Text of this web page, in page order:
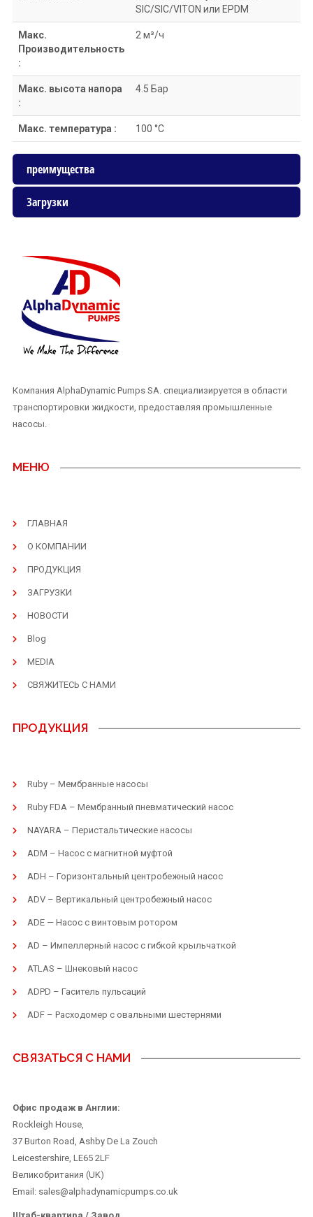
SIC/SIC/VITON или EPDM
Макс.
Производительность
:
2 м³/ч
Макс. высота напора
:
4.5 Бар
Макс. температура : 100 °C
преимущества
Загрузки
Компания AlphaDynamic Pumps SA. специализируется в области
транспортировки жидкости, предоставляя промышленные
насосы.
МЕНЮ
ГЛАВНАЯ
О КОМПАНИИ
ПРОДУКЦИЯ
ЗАГРУЗКИ
НОВОСТИ
Blog
MEDIA
СВЯЖИТЕСЬ С НАМИ
ПРОДУКЦИЯ
Ruby – Мембранные насосы
Ruby FDA – Мембранный пневматический насос
NAYARA – Перистальтические насосы
ADM – Насос с магнитной муфтой
ADH – Горизонтальный центробежный насос
ADV – Вертикальный центробежный насос
ADE — Насос с винтовым ротором
AD – Импеллерный насос с гибкой крыльчаткой
ATLAS – Шнековый насос
ADPD – Гаситель пульсаций
ADF – Расходомер с овальными шестернями
СВЯЗАТЬСЯ С НАМИ
Офис продаж в Англии:
Rockleigh House,
37 Burton Road, Ashby De La Zouch
Leicestershire, LE65 2LF
Великобритания (UK)
Email: sales@alphadynamicpumps.co.uk